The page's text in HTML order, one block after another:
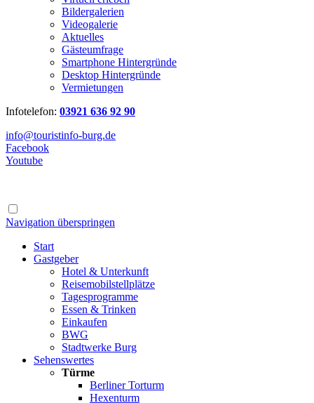
Bildergalerien
Videogalerie
Aktuelles
Gästeumfrage
Smartphone Hintergründe
Desktop Hintergründe
Vermietungen
Infotelefon: 03921 636 92 90
info@touristinfo-burg.de
Facebook
Youtube
Navigation überspringen
Start
Gastgeber
Hotel & Unterkunft
Reisemobilstellplätze
Tagesprogramme
Essen & Trinken
Einkaufen
BWG
Stadtwerke Burg
Sehenswertes
Türme
Berliner Torturm
Hexenturm